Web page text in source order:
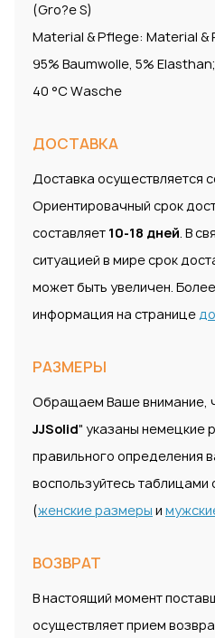
(Gro?e S)
Material & Pflege: Material
95% Baumwolle, 5%
40 °C Wasche
ДОСТАВКА
Доставка осуществляется
Ориентировачный срок
составляет 10-18 дней. В
ситуацией в мире срок
может быть увеличен.
информация на странице
РАЗМЕРЫ
Обращаем Ваше внимание,
JJSolid" указаны немецкие
правильного определения
воспользуйтесь
(женские размеры и
ВОЗВРАТ
В настоящий момент
осуществляет прием